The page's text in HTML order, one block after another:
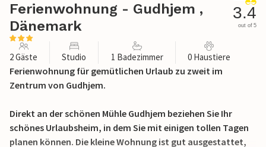
Ferienwohnung - Gudhjem ,
Dänemark
3.4
out of 5
2 Gäste Studio 1 Badezimmer 0 Haustiere
Ferienwohnung für gemütlichen Urlaub zu zweit im
Zentrum von Gudhjem.
Direkt an der schönen Mühle Gudhjem beziehen Sie Ihr
schönes Urlaubsheim, in dem Sie mit einigen tollen Tagen
planen können. Die kleine Wohnung ist gut ausgestattet,